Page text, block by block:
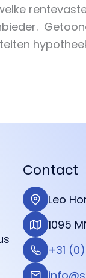
Contact
Leo
1095
+31